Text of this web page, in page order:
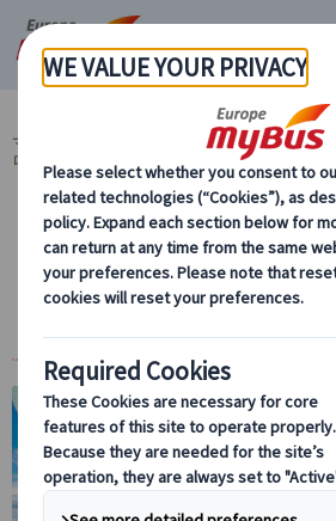
マイバス・ヨーロッパ ヨーロッパ周遊『ラン
ロッパ周遊旅行『ランドクルーズ』 (59)
ラン
ランドクルーズ｜スカンジ
遊 ノルウェー・スウェー